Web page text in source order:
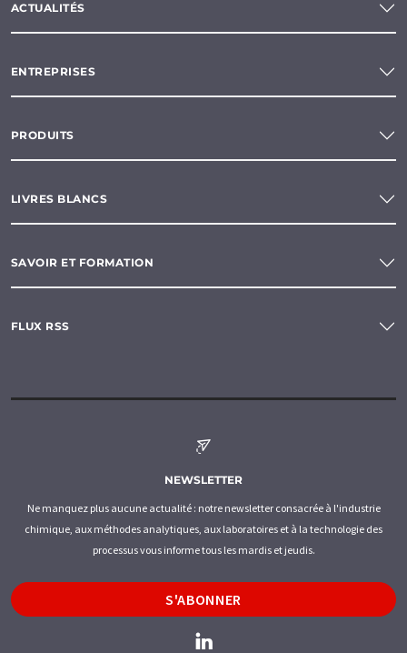
ACTUALITÉS
ENTREPRISES
PRODUITS
LIVRES BLANCS
SAVOIR ET FORMATION
FLUX RSS
NEWSLETTER
Ne manquez plus aucune actualité : notre newsletter consacrée à l'industrie
chimique, aux méthodes analytiques, aux laboratoires et à la technologie des
processus vous informe tous les mardis et jeudis.
S'ABONNER